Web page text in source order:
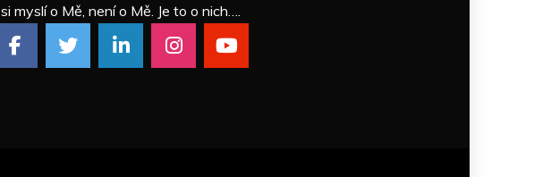
si myslí o Mě, není o Mě. Je to o nich….